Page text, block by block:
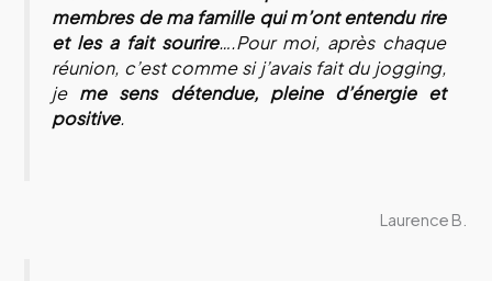
membres de ma famille qui m’ont entendu rire
et les a fait sourire….Pour moi, après chaque
réunion, c’est comme si j’avais fait du jogging,
je me sens détendue, pleine d’énergie et
positive.
Laurence B.